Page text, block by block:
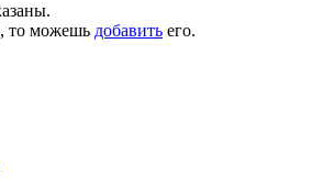
то можешь добавить его.